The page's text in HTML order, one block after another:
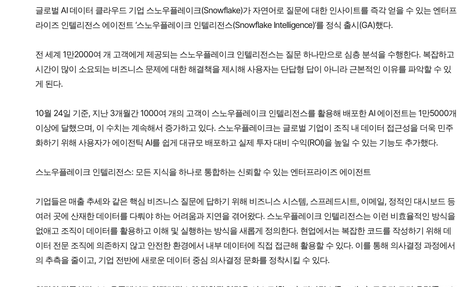
글로벌 AI 데이터 클라우드 기업 스노우플레이크(Snowflake)가 자연어로 질문에 대한 인사이트를 즉각 얻을 수 있는 엔터프
라이즈 인텔리전스 에이전트 ‘스노우플레이크 인텔리전스(Snowflake Intelligence)’를 정식 출시(GA)했다.
전 세계 1만2000여 개 고객에게 제공되는 스노우플레이크 인텔리전스는 질문 하나만으로 심층 분석을 수행한다. 복잡하고
시간이 많이 소요되는 비즈니스 문제에 대한 해결책을 제시해 사용자는 단답형 답이 아니라 근본적인 이유를 파악할 수 있
게 된다.
10월 24일 기준, 지난 3개월간 1000여 개의 고객이 스노우플레이크 인텔리전스를 활용해 배포한 AI 에이전트는 1만5000개
이상에 달했으며, 이 수치는 계속해서 증가하고 있다. 스노우플레이크는 글로벌 기업이 조직 내 데이터 접근성을 더욱 민주
화하기 위해 사용자가 에이전틱 AI를 쉽게 대규모 배포하고 실제 투자 대비 수익(ROI)을 높일 수 있는 기능도 추가했다.
스노우플레이크 인텔리전스: 모든 지식을 하나로 통합하는 신뢰할 수 있는 엔터프라이즈 에이전트
기업들은 매출 추세와 같은 핵심 비즈니스 질문에 답하기 위해 비즈니스 시스템, 스프레드시트, 이메일, 정적인 대시보드 등
여러 곳에 산재한 데이터를 다뤄야 하는 어려움과 지연을 겪어왔다. 스노우플레이크 인텔리전스는 이런 비효율적인 방식을
없애고 조직이 데이터를 활용하고 이해 및 실행하는 방식을 새롭게 정의한다. 현업에서는 복잡한 코드를 작성하기 위해 데
이터 전문 조직에 의존하지 않고 안전한 환경에서 내부 데이터에 직접 접근해 활용할 수 있다. 이를 통해 의사결정 과정에서
의 추측을 줄이고, 기업 전반에 새로운 데이터 중심 의사결정 문화를 정착시킬 수 있다.